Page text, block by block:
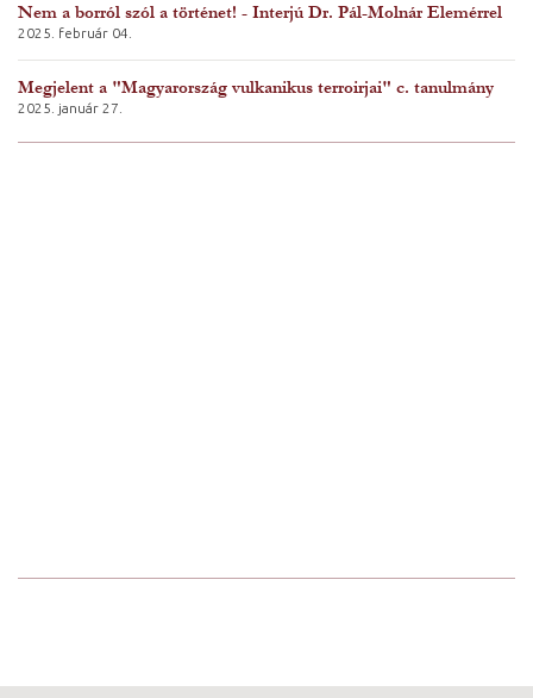
Nem a borról szól a történet! - Interjú Dr. Pál-Molnár Elemérrel
2025. február 04.
Megjelent a "Magyarország vulkanikus terroirjai" c. tanulmány
2025. január 27.